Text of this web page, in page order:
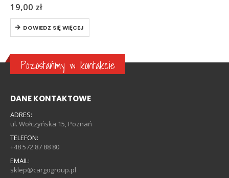
19,00 zł
DOWIEDZ SIĘ WIĘCEJ
Pozostańmy w kontakcie
DANE KONTAKTOWE
ADRES:
ul. Wołczyńska 15, Poznań
TELEFON:
+48 572 87 88 80
EMAIL:
sklep@cargogroup.pl